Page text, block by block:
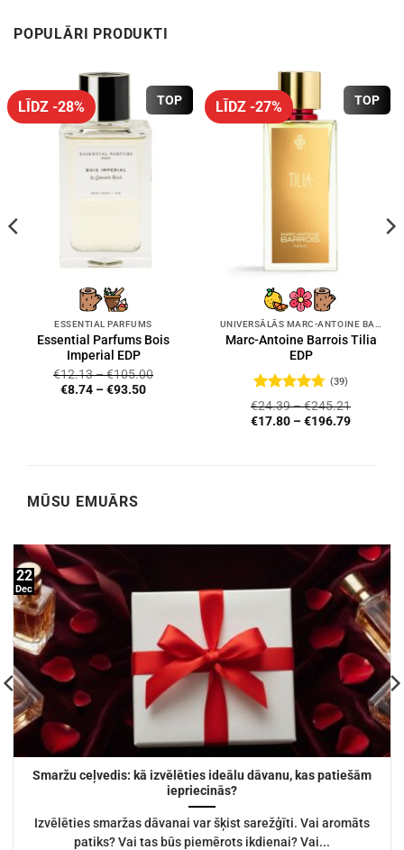
POPULĀRI PRODUKTI
TOP
LĪDZ -28%
ESSENTIAL PARFUMS
Essential Parfums Bois
Imperial EDP
€12.13–€105.00
€8.74 –€93.50
TOP
LĪDZ -27%
UNIVERSĀLĀS MARC-ANTOINE BARROIS SMARŽAS
Marc-Antoine Barrois Tilia
EDP
Novērtēts
ar4.72
no
(39)
€24.39–€245.21
€17.80 –€196.79
MŪSU EMUĀRS
Smaržu ceļvedis: kā izvēlēties ideālu dāvanu, kas patiešām
iepriecinās?
Izvēlēties smaržas dāvanai var šķist sarežģīti. Vai aromāts
patiks? Vai tas būs piemērots ikdienai? Vai...
22
Dec